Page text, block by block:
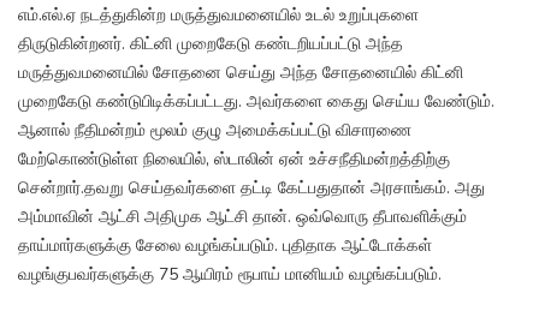
எம்.எல்.ஏ நடத்துகின்ற மருத்துவமனையில் உடல் உறுப்புகளை
திருடுகின்றனர். கிட்னி முறைகேடு கண்டறியப்பட்டு அந்த
மருத்துவமனையில் சோதனை செய்து அந்த சோதனையில் கிட்னி
முறைகேடு கண்டுபிடிக்கப்பட்டது. அவர்களை கைது செய்ய வேண்டும்.
ஆனால் நீதிமன்றம் மூலம் குழு அமைக்கப்பட்டு விசாரணை
மேற்கொண்டுள்ள நிலையில், ஸ்டாலின் ஏன் உச்சநீதிமன்றத்திற்கு
சென்றார்.தவறு செய்தவர்களை தட்டி கேட்பதுதான் அரசாங்கம். அது
அம்மாவின் ஆட்சி அதிமுக ஆட்சி தான். ஒவ்வொரு தீபாவளிக்கும்
தாய்மார்களுக்கு சேலை வழங்கப்படும். புதிதாக ஆட்டோக்கள்
வழங்குபவர்களுக்கு 75 ஆயிரம் ரூபாய் மானியம் வழங்கப்படும்.